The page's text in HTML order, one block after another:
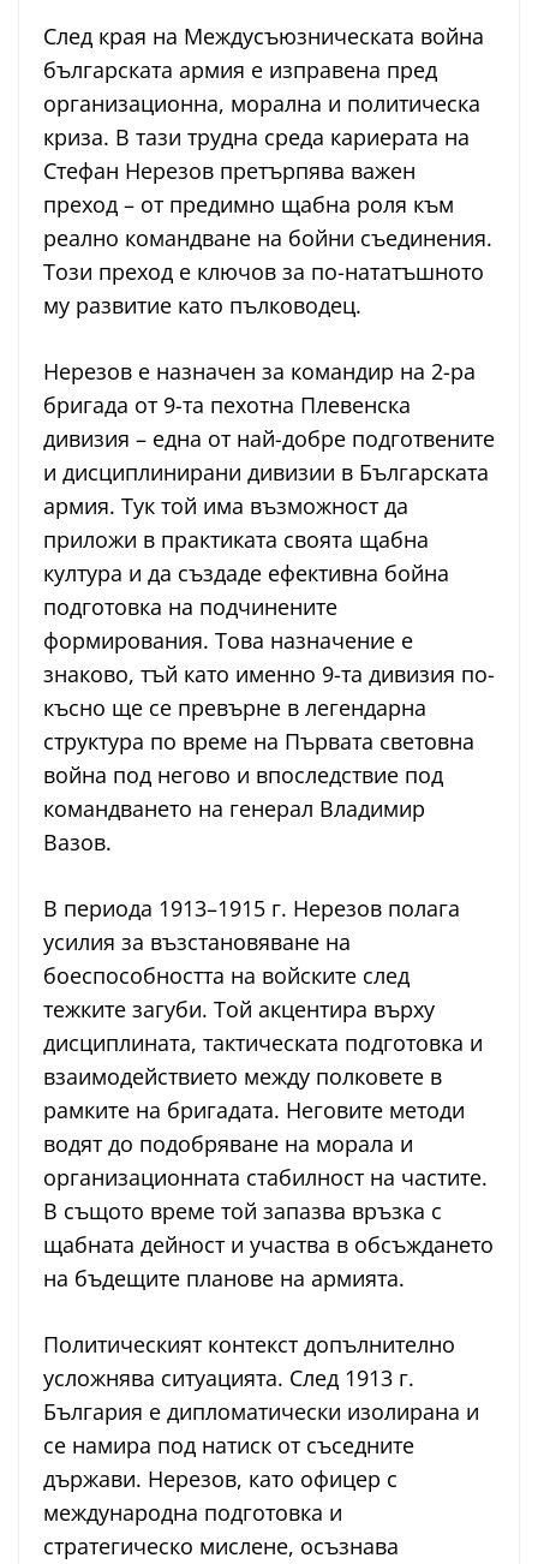
След края на Междусъюзническата война
българската армия е изправена пред
организационна, морална и политическа
криза. В тази трудна среда кариерата на
Стефан Нерезов претърпява важен
преход – от предимно щабна роля към
реално командване на бойни съединения.
Този преход е ключов за по-нататъшното
му развитие като пълководец.
Нерезов е назначен за командир на 2-ра
бригада от 9-та пехотна Плевенска
дивизия – една от най-добре подготвените
и дисциплинирани дивизии в Българската
армия. Тук той има възможност да
приложи в практиката своята щабна
култура и да създаде ефективна бойна
подготовка на подчинените
формирования. Това назначение е
знаково, тъй като именно 9-та дивизия по-
късно ще се превърне в легендарна
структура по време на Първата световна
война под негово и впоследствие под
командването на генерал Владимир
Вазов.
В периода 1913–1915 г. Нерезов полага
усилия за възстановяване на
боеспособността на войските след
тежките загуби. Той акцентира върху
дисциплината, тактическата подготовка и
взаимодействието между полковете в
рамките на бригадата. Неговите методи
водят до подобряване на морала и
организационната стабилност на частите.
В същото време той запазва връзка с
щабната дейност и участва в обсъждането
на бъдещите планове на армията.
Политическият контекст допълнително
усложнява ситуацията. След 1913 г.
България е дипломатически изолирана и
се намира под натиск от съседните
държави. Нерезов, като офицер с
международна подготовка и
стратегическо мислене, осъзнава